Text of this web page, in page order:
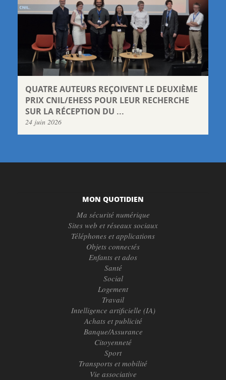
QUATRE AUTEURS REÇOIVENT LE DEUXIÈME
PRIX CNIL/EHESS POUR LEUR RECHERCHE
SUR LA RÉCEPTION DU ...
24 juin 2026
MON QUOTIDIEN
Ma sécurité numérique
Sites web et réseaux sociaux
Téléphones et applications
Objets connectés
Enfants et ados
Santé
Social
Logement
Travail
Intelligence artificielle (IA)
Achats et publicité
Banque/Assurance
Citoyenneté
Sport
Transports et mobilité
Vie associative